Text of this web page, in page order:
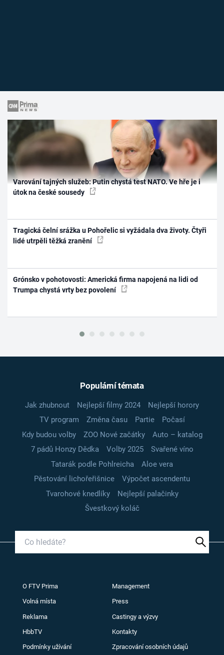
Varování tajných služeb: Putin chystá test NATO. Ve hře je i
útok na české sousedy
Tragická čelní srážka u Pohořelic si vyžádala dva životy. Čtyři
lidé utrpěli těžká zranění
Grónsko v pohotovosti: Americká firma napojená na lidi od
Trumpa chystá vrty bez povolení
Populární témata
Jak zhubnout Nejlepší filmy 2024
Nejlepší horory
TV program
Změna času Partie
Počasí
Kdy budou volby
ZOO Nové začátky
Auto – katalog
7 pádů Honzy Dědka
Volby 2025
Svařené víno
Tatarák podle Pohlreicha
Aloe vera
Pěstování lichořeřišnice
Výpočet ascendentu
Tvarohové knedlíky
Nejlepší palačinky
Švestkový koláč
O FTV Prima Management
Volná místa Press
Reklama Castingy a výzvy
HbbTV Kontakty
Podmínky užívání Zpracování osobních údajů